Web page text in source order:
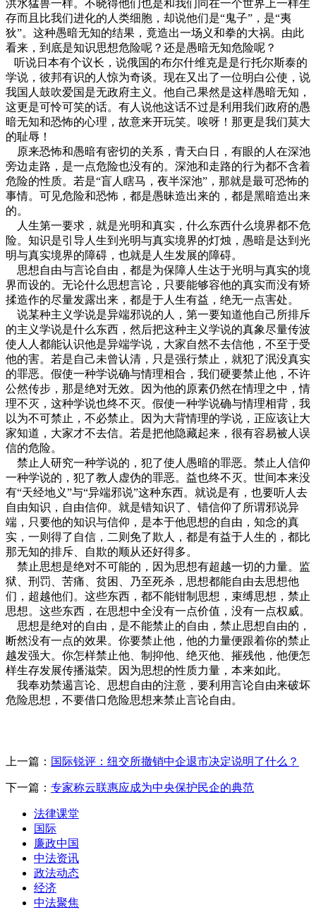
洪水猛兽一样。不晓得他们也是和我们同在一个世界上一样生
存而且比我们进化的人类细胞，却说他们是“鬼子”，是“夷
狄”。这种愚暗无知的结果，竟造出一场义和拳的大祸。由此
看来，到底是知识思想危险呢？还是愚暗无知危险呢？
听说日本有个议长，说俄国的布尔什维克是是行托尔斯泰的
学说，彼邦有识的人惊为奇谈。现在又出了一位明白公使，说
我国人鼓吹爱国是无政府主义。他自己果然是这样愚暗无知，
这更是可怜可笑的话。有人说他这话不过是利用我们政府的愚
暗无知和恐怖的心理，故意来开玩笑。唉呀！那更是我们莫大
的耻辱！
原来恐怖和愚暗有密切的关系，青天白日，有眼的人在深池
旁边走路，是一点危险也没有的。深池和走路的行为都不含着
危险的性质。若是“盲人瞎马，夜半深池”，那就是最可恐怖的
事情。可见危险和恐怖，都是愚昧造出来的，都是黑暗造出来
的。
人生第一要求，就是光明和真实，什么东西什么境界都不危
险。知识是引导人生到光明与真实境界的灯烛，愚暗是达到光
明与真实境界的障碍，也就是人生发展的障碍。
思想自由与言论自由，都是为保障人生达于光明与真实的境
界而设的。无论什么思想言论，只要能够容他的真实而没有矫
揉造作的尽量发露出来，都是于人生有益，绝无一点害处。
说某种主义学说是异端邪说的人，第一要知道他自己所排斥
的主义学说是什么东西，然后把这种主义学说的真象尽量传波
使人人都能认识他是异端学说，大家自然不去信他，不至于受
他的害。若是自己未曾认清，只是强行禁止，就犯了泯没真实
的罪恶。假使一种学说确与情理相合，我们硬要禁止他，不许
公然传步，那是绝对无效。因为他的原素仍然在情理之中，情
理不灭，这种学说也终不灭。假使一种学说确与情理相背，我
以为不可禁止，不必禁止。因为大背情理的学说，正应该让大
家知道，大家才不去信。若是把他隐藏起来，很有容易被人误
信的危险。
禁止人研究一种学说的，犯了使人愚暗的罪恶。禁止人信仰
一种学说的，犯了教人虚伪的罪恶。益也终不灭。世间本来没
有“天经地义”与“异端邪说”这种东西。就说是有，也要听人去
自由知识，自由信仰。就是错知识了、错信仰了所谓邪说异
端，只要他的知识与信仰，是本于他思想的自由，知念的真
实，一则得了自信，二则免了欺人，都是有益于人生的，都比
那无知的排斥、自欺的顺从还好得多。
禁止思想是绝对不可能的，因为思想有超越一切的力量。监
狱、刑罚、苦痛、贫困、乃至死杀，思想都能自由去思想他
们，超越他们。这些东西，都不能钳制思想，束缚思想，禁止
思想。这些东西，在思想中全没有一点价值，没有一点权威。
思想是绝对的自由，是不能禁止的自由，禁止思想自由的，
断然没有一点的效果。你要禁止他，他的力量便跟着你的禁止
越发强大。你怎样禁止他、制抑他、绝灭他、摧残他，他便怎
样生存发展传播滋荣。因为思想的性质力量，本来如此。
我奉劝禁遏言论、思想自由的注意，要利用言论自由来破坏
危险思想，不要借口危险思想来禁止言论自由。
上一篇： 国际锐评：纽交所撤销中企退市决定说明了什么？
下一篇： 专家称云联惠应成为中央保护民企的典范
法律课堂
国际
廉政中国
中法资讯
政法动态
经济
中法聚焦